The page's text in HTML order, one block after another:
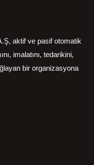
aktif ve pasif otomatik
imalatını, tedarikini,
bir organizasyona